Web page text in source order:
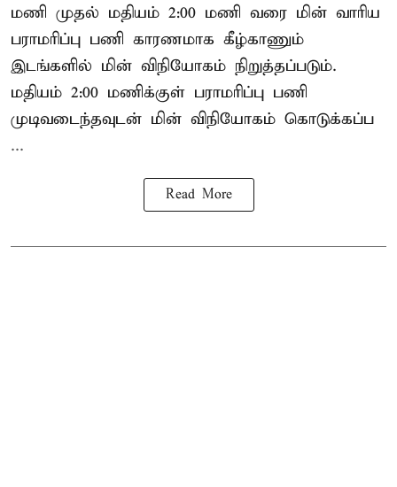
மணி முதல் மதியம் 2:00 மணி வரை மின் வாரிய
பராமரிப்பு பணி காரணமாக கீழ்காணும்
இடங்களில் மின் விநியோகம் நிறுத்தப்படும்.
மதியம் 2:00 மணிக்குள் பராமரிப்பு பணி
முடிவடைந்தவுடன் மின் விநியோகம் கொடுக்கப்ப
...
Read More